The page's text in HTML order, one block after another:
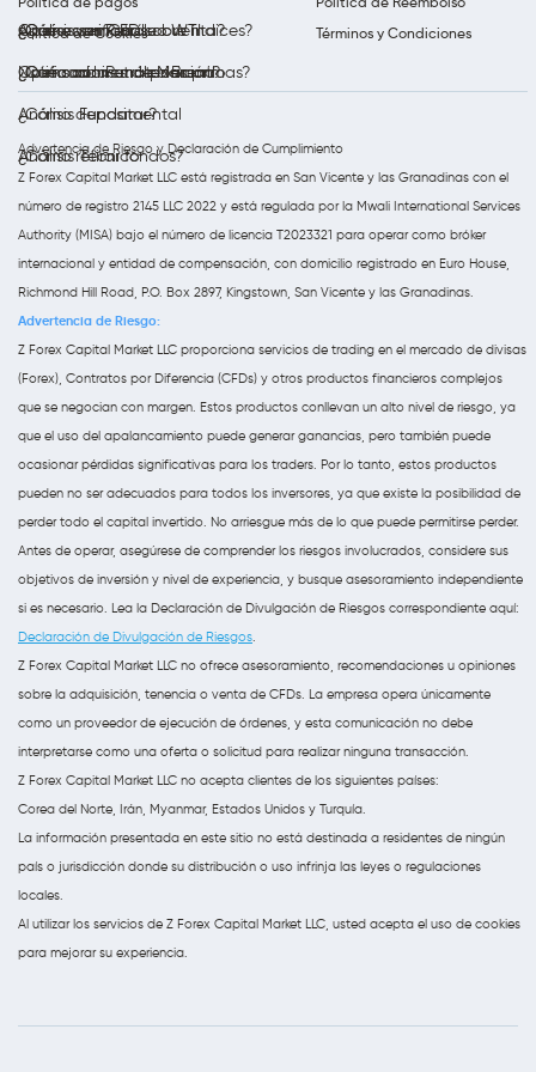
Política de Cookies
Términos y Condiciones
Opera con Petróleo WTI
Opera con Petróleo Brent
Análisis semanal
Notificaciones de Mercado
¿Qué es un CFD sobre índices?
¿Qué son las materias primas?
Análisis Fundamental
Análisis Técnico
¿Cómo verificar su cuenta?
¿Cómo abrir una posición?
¿Cómo depositar?
¿Cómo retirar fondos?
Advertencia de Riesgo y Declaración de Cumplimiento
Z Forex Capital Market LLC está registrada en San Vicente y las Granadinas con el
número de registro 2145 LLC 2022 y está regulada por la Mwali International Services
Authority (MISA) bajo el número de licencia T2023321 para operar como bróker
internacional y entidad de compensación, con domicilio registrado en Euro House,
Richmond Hill Road, P.O. Box 2897, Kingstown, San Vicente y las Granadinas.
Advertencia de Riesgo:
Z Forex Capital Market LLC proporciona servicios de trading en el mercado de divisas
(Forex), Contratos por Diferencia (CFDs) y otros productos financieros complejos
que se negocian con margen. Estos productos conllevan un alto nivel de riesgo, ya
que el uso del apalancamiento puede generar ganancias, pero también puede
ocasionar pérdidas significativas para los traders. Por lo tanto, estos productos
pueden no ser adecuados para todos los inversores, ya que existe la posibilidad de
perder todo el capital invertido. No arriesgue más de lo que puede permitirse perder.
Antes de operar, asegúrese de comprender los riesgos involucrados, considere sus
objetivos de inversión y nivel de experiencia, y busque asesoramiento independiente
si es necesario. Lea la Declaración de Divulgación de Riesgos correspondiente aquí:
Declaración de Divulgación de Riesgos.
Z Forex Capital Market LLC no ofrece asesoramiento, recomendaciones u opiniones
sobre la adquisición, tenencia o venta de CFDs. La empresa opera únicamente
como un proveedor de ejecución de órdenes, y esta comunicación no debe
interpretarse como una oferta o solicitud para realizar ninguna transacción.
Z Forex Capital Market LLC no acepta clientes de los siguientes países:
Corea del Norte, Irán, Myanmar, Estados Unidos y Turquía.
La información presentada en este sitio no está destinada a residentes de ningún
país o jurisdicción donde su distribución o uso infrinja las leyes o regulaciones
locales.
Al utilizar los servicios de Z Forex Capital Market LLC, usted acepta el uso de cookies
para mejorar su experiencia.